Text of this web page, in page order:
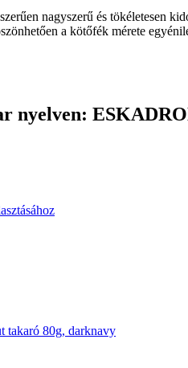
nagyszerű és tökéletesen
a kötőfék mérete
nyelven:
80g, darknavy